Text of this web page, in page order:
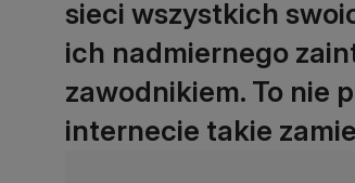
sieci wszystkich
ich nadmiernego
zawodnikiem. To nie
internecie takie